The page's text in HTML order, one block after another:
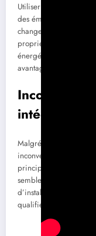
Utiliser des panneaux
des émissions de
changement
propriétaires jouent
énergétique et la
avantages
intégrés à la
Malgré les avantages,
inconvénients associés
principale concerne
sembler prohibitif
d’installation
qualifiés, entraînant